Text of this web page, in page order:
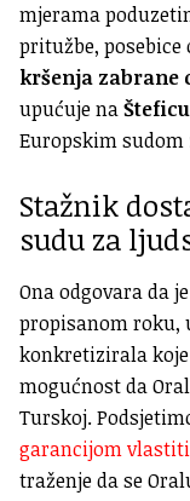
mjerama
pritužbe, posebice
kršenja zabrane
upućuje na
Europskim
Stažnik
sudu za
Ona odgovara da
propisanom roku,
konkretizirala koje
mogućnost da
Turskoj.
garancijom
traženje da se